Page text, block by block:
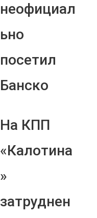
неофициал
ьно
посетил
Банско
На КПП
«Калотина
»
затруднен